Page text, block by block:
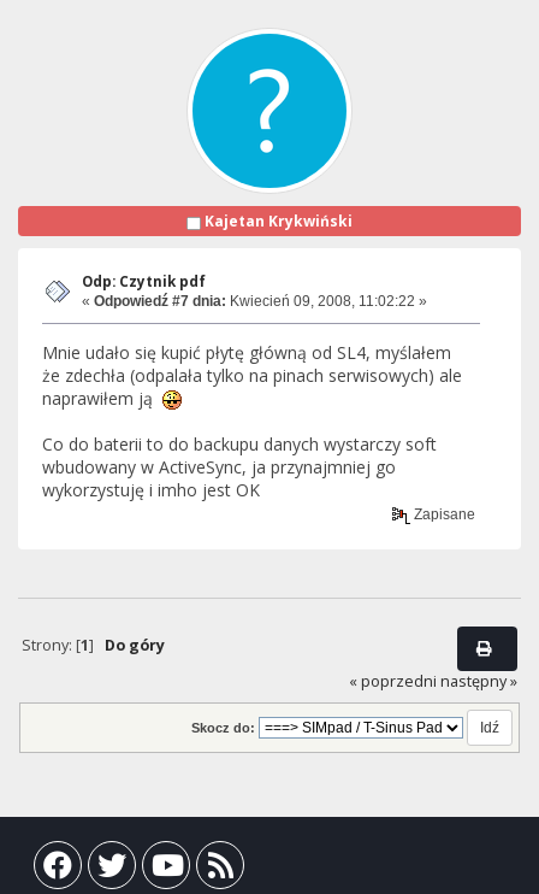
Kajetan Krykwiński
Odp: Czytnik pdf
« Odpowiedź #7 dnia: Kwiecień 09, 2008, 11:02:22 »
Mnie udało się kupić płytę główną od SL4, myślałem
że zdechła (odpalała tylko na pinach serwisowych) ale
naprawiłem ją
Co do baterii to do backupu danych wystarczy soft
wbudowany w ActiveSync, ja przynajmniej go
wykorzystuję i imho jest OK
Zapisane
Strony: [1] Do góry
« poprzedni następny »
Skocz do: